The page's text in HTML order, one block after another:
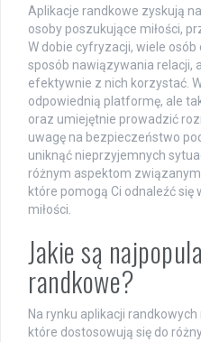
Aplikacje randkowe zyskują
osoby poszukujące miłości,
W dobie cyfryzacji, wiele
sposób nawiązywania relacji,
efektywnie z nich korzystać.
odpowiednią platformę, ale
oraz umiejętnie prowadzić
uwagę na bezpieczeństwo
uniknąć nieprzyjemnych
różnym aspektom
które pomogą Ci odnaleźć
miłości.
Jakie są
randkowe?
Na rynku aplikacji
które dostosowują się do